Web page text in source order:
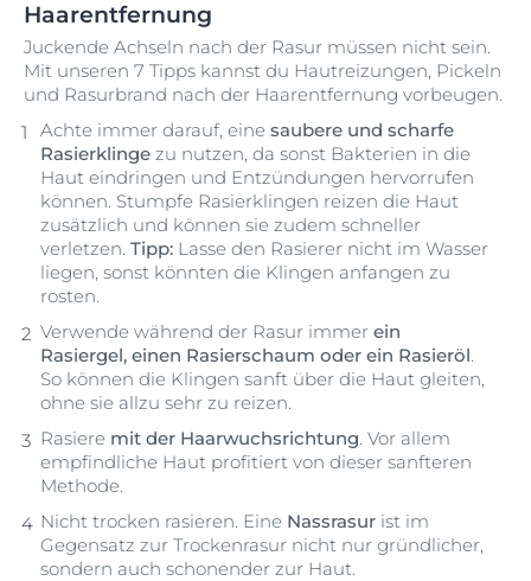
Haarentfernung
Juckende Achseln nach der Rasur müssen nicht sein.
Mit unseren 7 Tipps kannst du Hautreizungen, Pickeln
und Rasurbrand nach der Haarentfernung vorbeugen.
Achte immer darauf, eine saubere und scharfe
Rasierklinge zu nutzen, da sonst Bakterien in die
Haut eindringen und Entzündungen hervorrufen
können. Stumpfe Rasierklingen reizen die Haut
zusätzlich und können sie zudem schneller
verletzen. Tipp: Lasse den Rasierer nicht im Wasser
liegen, sonst könnten die Klingen anfangen zu
rosten.
Verwende während der Rasur immer ein
Rasiergel, einen Rasierschaum oder ein Rasieröl.
So können die Klingen sanft über die Haut gleiten,
ohne sie allzu sehr zu reizen.
Rasiere mit der Haarwuchsrichtung. Vor allem
empfindliche Haut profitiert von dieser sanfteren
Methode.
Nicht trocken rasieren. Eine Nassrasur ist im
Gegensatz zur Trockenrasur nicht nur gründlicher,
sondern auch schonender zur Haut.